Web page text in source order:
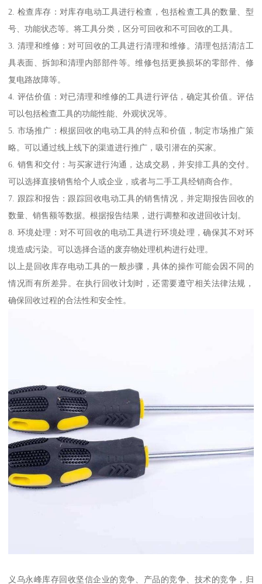
2. 检查库存：对库存电动工具进行检查，包括检查工具的数量、型
号、功能状态等。将工具分类，区分可回收和不可回收的工具。
3. 清理和维修：对可回收的工具进行清理和维修。清理包括清洁工
具表面、拆卸和清理内部部件等。维修包括更换损坏的零部件、修
复电路故障等。
4. 评估价值：对已清理和维修的工具进行评估，确定其价值。评估
可以包括检查工具的功能性能、外观状况等。
5. 市场推广：根据回收的电动工具的特点和价值，制定市场推广策
略。可以通过线上线下的渠道进行推广，吸引潜在的买家。
6. 销售和交付：与买家进行沟通，达成交易，并安排工具的交付。
可以选择直接销售给个人或企业，或者与二手工具经销商合作。
7. 跟踪和报告：跟踪回收电动工具的销售情况，并定期报告回收的
数量、销售额等数据。根据报告结果，进行调整和改进回收计划。
8. 环境处理：对不可回收的电动工具进行环境处理，确保其不对环
境造成污染。可以选择合适的废弃物处理机构进行处理。
以上是回收库存电动工具的一般步骤，具体的操作可能会因不同的
情况而有所差异。在执行回收计划时，还需要遵守相关法律法规，
确保回收过程的合法性和安全性。
义乌永峰库存回收坚信企业的竞争、产品的竞争、技术的竞争，归